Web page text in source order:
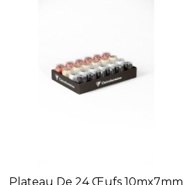
Plateau De 24 Œufs 10mx7mm